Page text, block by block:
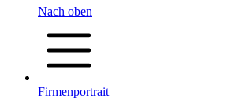
Nach oben
Firmenportrait